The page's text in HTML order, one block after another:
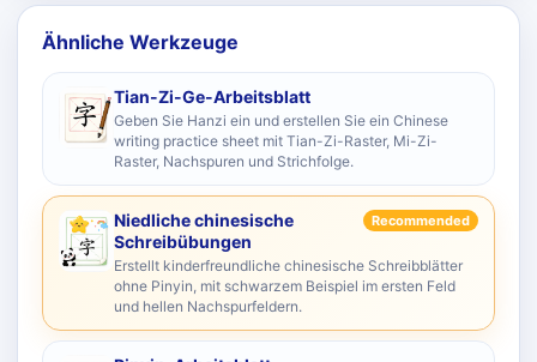
Ähnliche Werkzeuge
Tian-Zi-Ge-Arbeitsblatt
Geben Sie Hanzi ein und erstellen Sie ein Chinese
writing practice sheet mit Tian-Zi-Raster, Mi-Zi-
Raster, Nachspuren und Strichfolge.
Niedliche chinesische
Schreibübungen
Recommended
Erstellt kinderfreundliche chinesische Schreibblätter
ohne Pinyin, mit schwarzem Beispiel im ersten Feld
und hellen Nachspurfeldern.